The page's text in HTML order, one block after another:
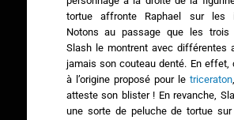
tortue affronte Raphael sur les
Notons au passage que les trois
Slash le montrent avec différentes
jamais son couteau denté. En effet,
à l’origine proposé pour letriceraton
atteste son blister ! En revanche,
une sorte de peluche de tortue sur